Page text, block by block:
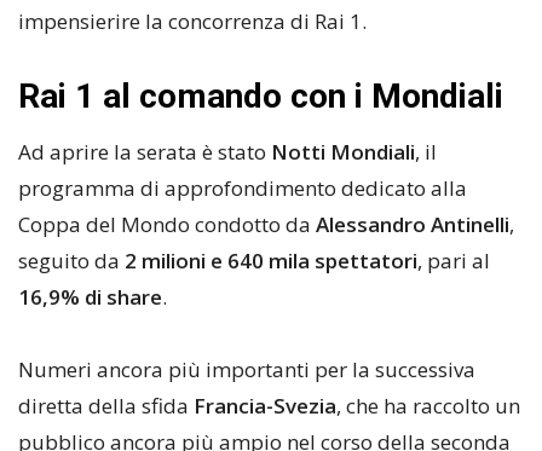
impensierire la concorrenza di Rai 1.
Rai 1 al comando con i Mondiali
Ad aprire la serata è stato Notti Mondiali, il
programma di approfondimento dedicato alla
Coppa del Mondo condotto da Alessandro Antinelli,
seguito da 2 milioni e 640 mila spettatori, pari al
16,9% di share.
Numeri ancora più importanti per la successiva
diretta della sfida Francia-Svezia, che ha raccolto un
pubblico ancora più ampio nel corso della seconda